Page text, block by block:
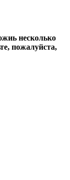
несколько
пожалуйста,